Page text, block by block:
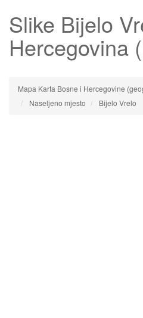
Slike Bijelo
Hercegovina
Mapa Karta Bosne i Hercegovine
Naseljeno mjesto
Bijelo Vrelo